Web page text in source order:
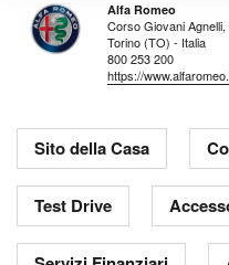
Alfa Romeo
Corso Giovani Agnelli,
Torino (TO) - Italia
800 253 200
https://
Sito della Casa
Test Drive